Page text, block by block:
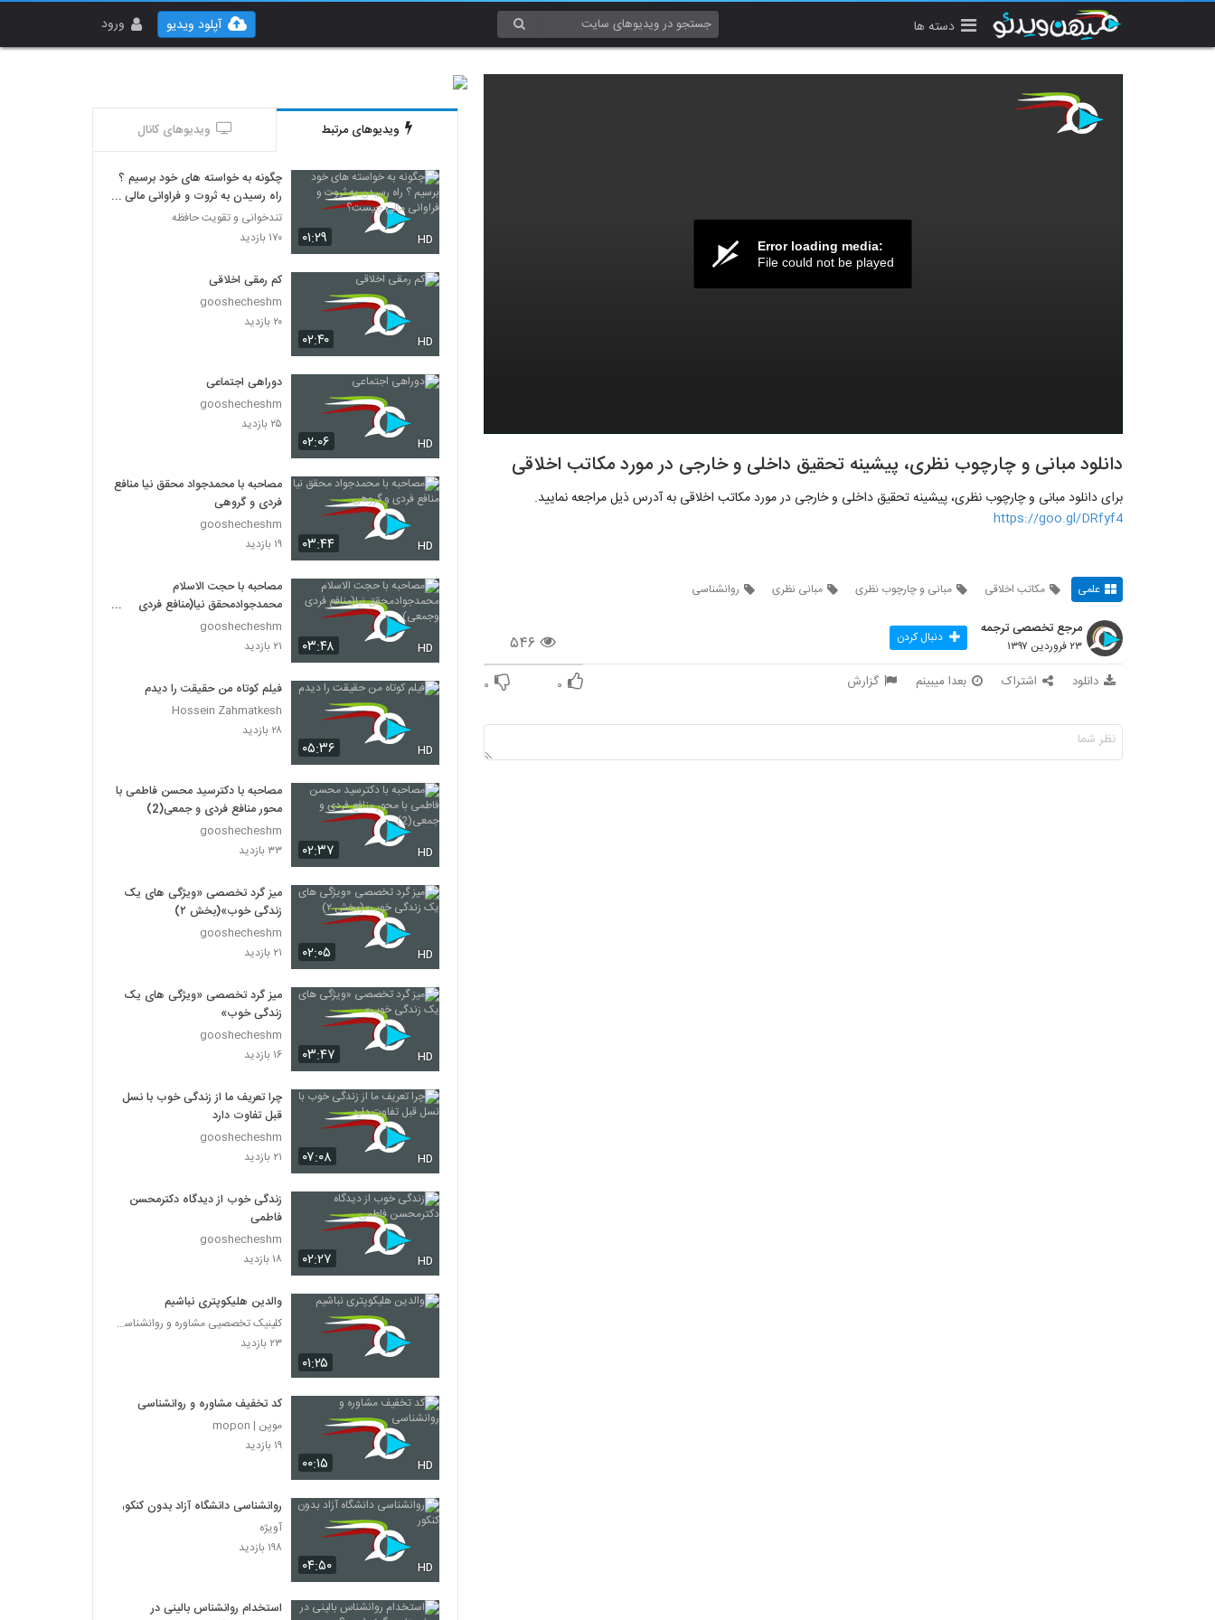
دسته ها ورود آپلود ویدیو
Error loading media:
File could not be played
دانلود مبانی و چارچوب نظری، پیشینه تحقیق داخلی و خارجی در مورد مکاتب اخلاقی
برای دانلود مبانی و چارچوب نظری، پیشینه تحقیق داخلی و خارجی در مورد مکاتب اخلاقی به آدرس ذیل مراجعه نمایید.
https://goo.gl/DRfyf4
علمی مکاتب اخلاقی مبانی و چارچوب نظری مبانی نظری روانشناسی
۵۴۶
مرجع تخصصی ترجمه
۲۳ فروردین ۱۳۹۷ دنبال کردن
دانلود اشتراک بعدا میبینم گزارش ۰ ۰
ویدیوهای مرتبط ویدیوهای کانال
۰۱:۲۹ HD
چگونه به خواسته های خود برسیم ؟
راه رسیدن به ثروت و فراوانی مالی
چیست؟
تندخوانی و تقویت حافظه
۱۷۰ بازدید
۰۲:۴۰ HD
کم رمقی اخلاقی
gooshecheshm
۲۰ بازدید
۰۲:۰۶ HD
دوراهی اجتماعی
gooshecheshm
۲۵ بازدید
۰۳:۴۴ HD
مصاحبه با محمدجواد محقق نیا منافع
فردی و گروهی
gooshecheshm
۱۹ بازدید
۰۳:۴۸ HD
مصاحبه با حجت الاسلام
محمدجوادمحقق نیا(منافع فردی
وجمعی)
gooshecheshm
۲۱ بازدید
۰۵:۳۶ HD
فیلم کوتاه من حقیقت را دیدم
Hossein Zahmatkesh
۲۸ بازدید
۰۲:۳۷ HD
مصاحبه با دکترسید محسن فاطمی با
محور منافع فردی و جمعی(2)
gooshecheshm
۳۳ بازدید
۰۲:۰۵ HD
میز گرد تخصصی «ویژگی های یک
زندگی خوب»(بخش ۲)
gooshecheshm
۲۱ بازدید
۰۳:۴۷ HD
میز گرد تخصصی «ویژگی های یک
زندگی خوب»
gooshecheshm
۱۶ بازدید
۰۷:۰۸ HD
چرا تعریف ما از زندگی خوب با نسل
قبل تفاوت دارد
gooshecheshm
۲۱ بازدید
۰۲:۲۷ HD
زندگی خوب از دیدگاه دکترمحسن
فاطمی
gooshecheshm
۱۸ بازدید
۰۱:۲۵
والدین هلیکوپتری نباشیم
کلینیک تخصصیی مشاوره و روانشناسی خانواده ایرانی
۲۳ بازدید
۰۰:۱۵ HD
کد تخفیف مشاوره و روانشناسی
موپن | mopon
۱۹ بازدید
۰۴:۵۰ HD
روانشناسی دانشگاه آزاد بدون کنکور
آویژه
۱۹۸ بازدید
استخدام روانشناس بالینی در